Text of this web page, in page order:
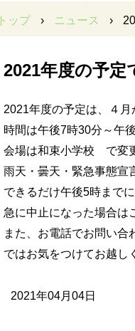
トップ › ニュース ›
2021年度の予定
2021年度の予定は、４月
時間は午後7時30分～午後
会場は和束小学校 で変
雨天・曇天・緊急事態宣
できるだけ午後5時まで
急に中止になった場合は
また、お電話でお問い合
ではお気をつけてお越し
2021年04月04日